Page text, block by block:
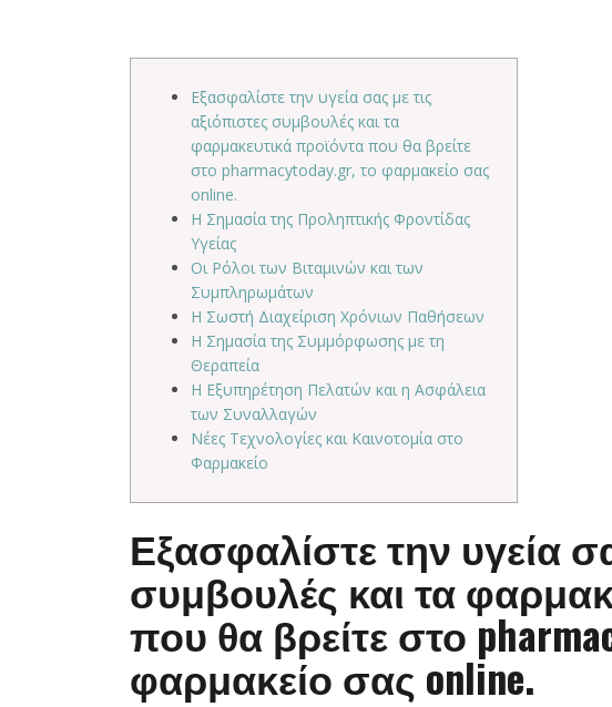
Εξασφαλίστε την υγεία σας με τις
αξιόπιστες συμβουλές και τα
φαρμακευτικά προϊόντα που θα βρείτε
στο pharmacytoday.gr, το φαρμακείο σας
online.
Η Σημασία της Προληπτικής Φροντίδας
Υγείας
Οι Ρόλοι των Βιταμινών και των
Συμπληρωμάτων
Η Σωστή Διαχείριση Χρόνιων Παθήσεων
Η Σημασία της Συμμόρφωσης με τη
Θεραπεία
Η Εξυπηρέτηση Πελατών και η Ασφάλεια
των Συναλλαγών
Νέες Τεχνολογίες και Καινοτομία στο
Φαρμακείο
Εξασφαλίστε την υγεία
συμβουλές και τα
που θα βρείτε στο
φαρμακείο σας online.